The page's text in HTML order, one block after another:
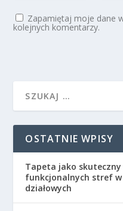
Zapamiętaj moje dane
kolejnych komentarzy.
OSTATNIE WPISY
Tapeta jako skuteczny
funkcjonalnych stref
działowych